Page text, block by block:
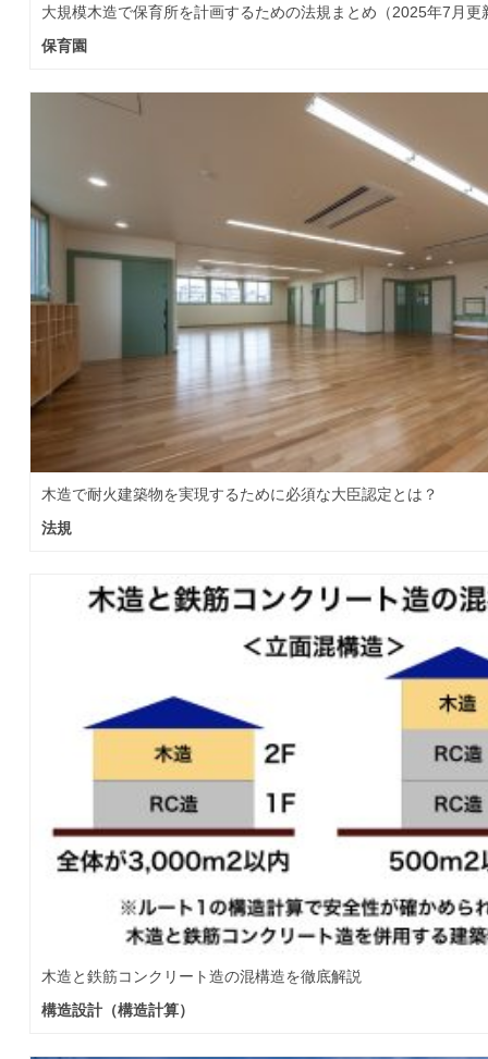
大規模木造で保育所を計画するための法規まとめ（2025年7月更
保育園
木造で耐火建築物を実現するために必須な大臣認定とは？
法規
木造と鉄筋コンクリート造の混構造を徹底解説
構造設計（構造計算）